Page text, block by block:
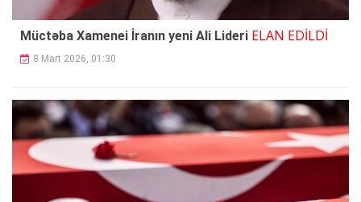
Müctəba Xamenei İranın yeni Ali Lideri ELAN EDİLDİ
8 Mart 2026, 01:30